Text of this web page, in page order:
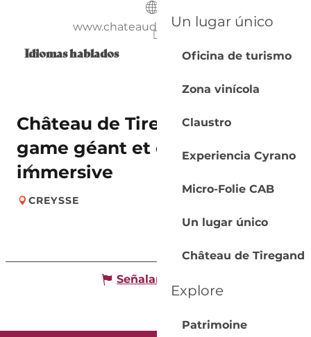
Un lugar único
Oficina de turismo
Zona vinícola
Claustro
Experiencia Cyrano
Micro-Folie CAB
Un lugar único
Château de Tiregand
Explore
Patrimoine
www.chateaudetiregand.com
Idiomas hablados
Idiomas hablados
Château de Tiregand, escape
game géant et enquête
immersive
CREYSSE
Señalar un error